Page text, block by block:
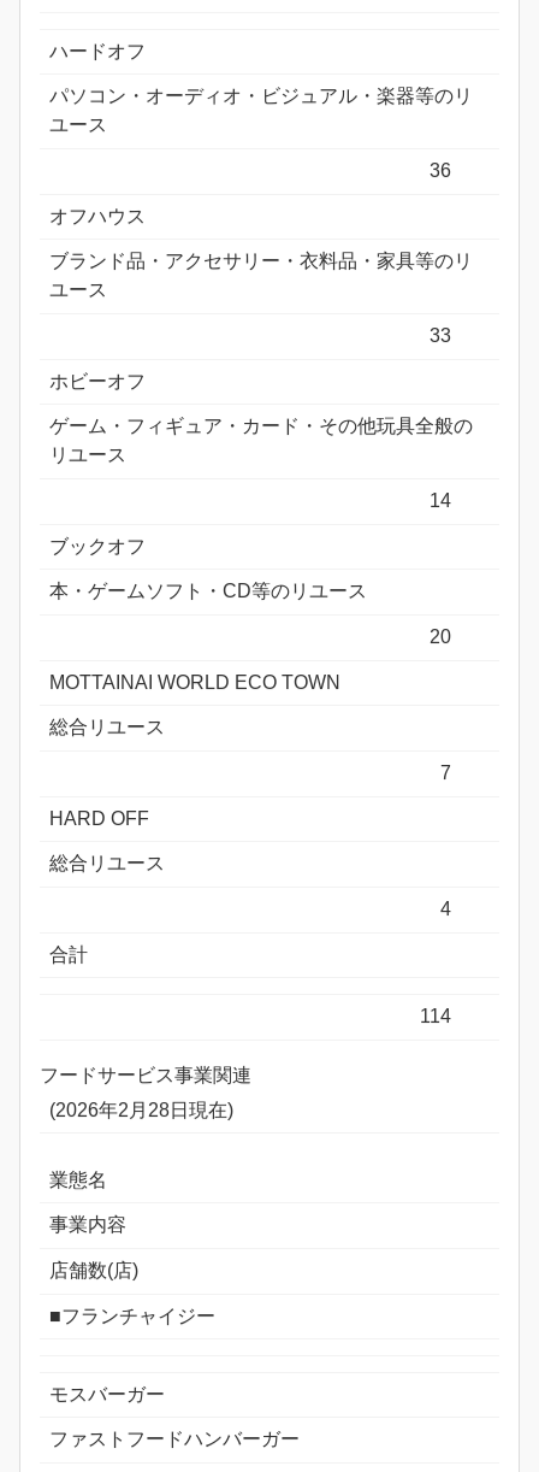
ハードオフ
パソコン・オーディオ・ビジュアル・楽器等のリ
ユース
36
オフハウス
ブランド品・アクセサリー・衣料品・家具等のリ
ユース
33
ホビーオフ
ゲーム・フィギュア・カード・その他玩具全般の
リユース
14
ブックオフ
本・ゲームソフト・CD等のリユース
20
MOTTAINAI WORLD ECO TOWN
総合リユース
7
HARD OFF
総合リユース
4
合計
114
フードサービス事業関連
(2026年2月28日現在)
業態名
事業内容
店舗数(店)
■フランチャイジー
モスバーガー
ファストフードハンバーガー